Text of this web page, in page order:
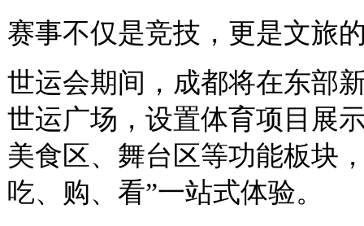
赛事不仅是竞技，更是文旅
世运会期间，成都将在东部
世运广场，设置体育项目展
美食区、舞台区等功能板块
吃、购、看”一站式体验。